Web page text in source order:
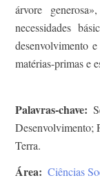
árvore
necessidades
desenvolvimento
matérias-primas e
Palavras-chave
Desenvolvimento;
Terra.
Área Ciências